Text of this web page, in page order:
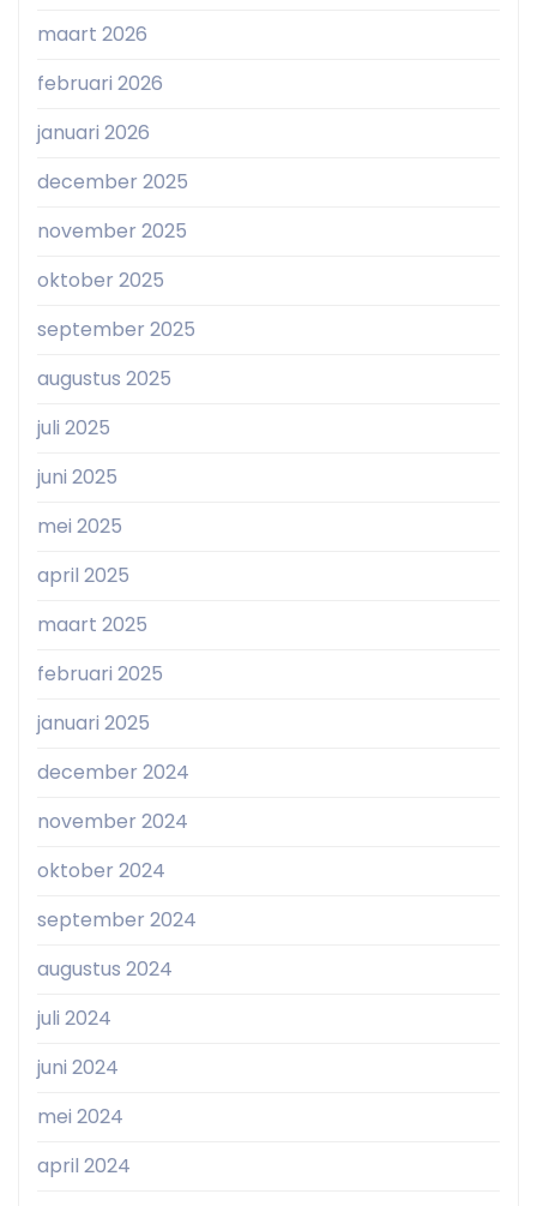
maart 2026
februari 2026
januari 2026
december 2025
november 2025
oktober 2025
september 2025
augustus 2025
juli 2025
juni 2025
mei 2025
april 2025
maart 2025
februari 2025
januari 2025
december 2024
november 2024
oktober 2024
september 2024
augustus 2024
juli 2024
juni 2024
mei 2024
april 2024